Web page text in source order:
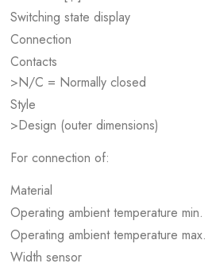
Switching state display
Connection
Contacts
>N/C = Normally closed
Style
>Design (outer dimensions)
For connection of:
Material
Operating ambient temperature min.
Operating ambient temperature max.
Width sensor